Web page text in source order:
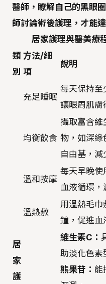
醫師，瞭解自己的黑眼
師討論術後護理，才能
居家護理與醫美療
類
別
方法/細
項
說明
居
家
護
充足睡眠
每天保持至
讓眼周肌膚
均衡飲食
攝取富含維
物，如深綠
自由基，減
溫和按摩
每天早晚使
血液循環，
溫熱敷
用溫熱毛巾
鐘，促進血
維生素C：
助淡化色素
熊果苷： 能